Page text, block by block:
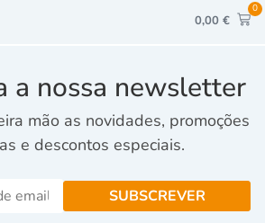
0,00 €
0
a nossa newsletter
mão as novidades, promoções
e descontos especiais.